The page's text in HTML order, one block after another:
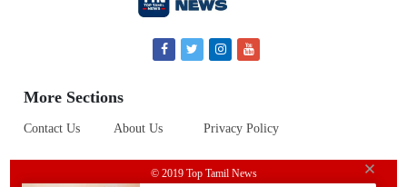
More Sections
Contact Us About Us Privacy Policy
© 2019 Top Tamil News